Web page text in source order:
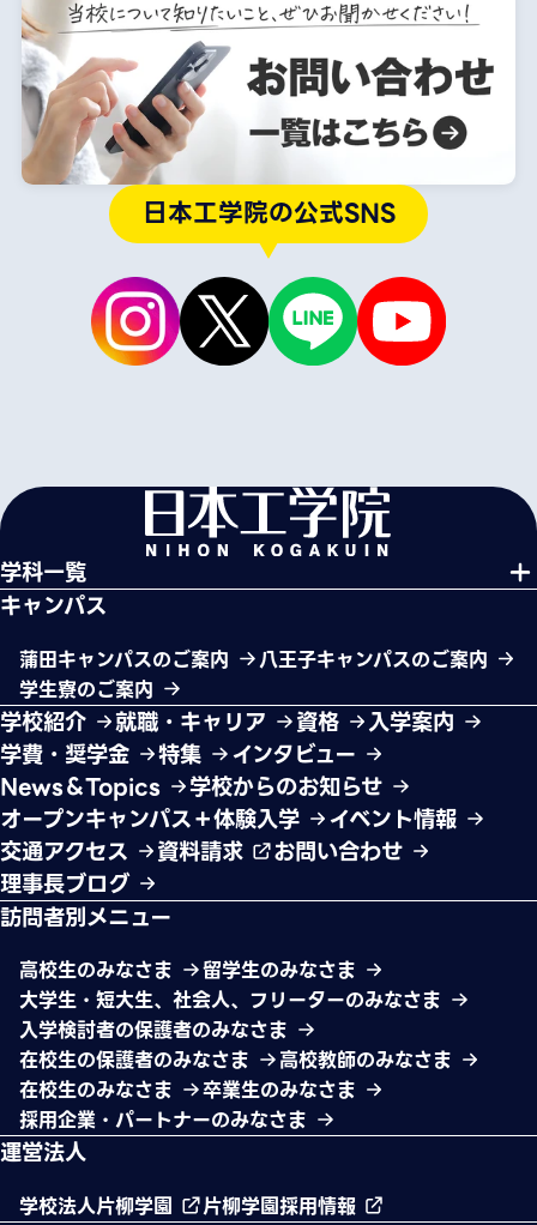
日本工学院の公式SNS
学科一覧
キャンパス
蒲田キャンパスのご案内
八王子キャンパスのご案内
学生寮のご案内
学校紹介 就職・キャリア 資格
入学案内
学費・奨学金
特集
インタビュー
News＆Topics
学校からのお知らせ
オープンキャンパス＋体験入学
イベント情報
交通アクセス
資料請求
お問い合わせ
理事長ブログ
訪問者別メニュー
高校生のみなさま
留学生のみなさま
大学生・短大生、社会人、フリーターのみなさま
入学検討者の保護者のみなさま
在校生の保護者のみなさま
高校教師のみなさま
在校生のみなさま
卒業生のみなさま
採用企業・パートナーのみなさま
運営法人
学校法人片柳学園 片柳学園採用情報